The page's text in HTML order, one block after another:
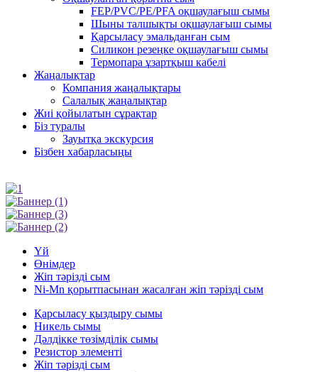
FEP/PVC/PE/PFA оқшаулағыш сымы
Шыны талшықты оқшаулағыш сымы
Қарсыласу эмальданған сым
Силикон резеңке оқшаулағыш сымы
Термопара ұзартқыш кабелі
Жаңалықтар
Компания жаңалықтары
Салалық жаңалықтар
Жиі қойылатын сұрақтар
Біз туралы
Зауытқа экскурсия
Бізбен хабарласыңы
Үй
Өнімдер
Жіп тәрізді сым
Ni-Mn қорытпасынан жасалған жіп тәрізді сым
Қарсыласу қыздыру сымы
Никель сымы
Дәлдікке төзімділік сымы
Резистор элементі
Жіп тәрізді сым